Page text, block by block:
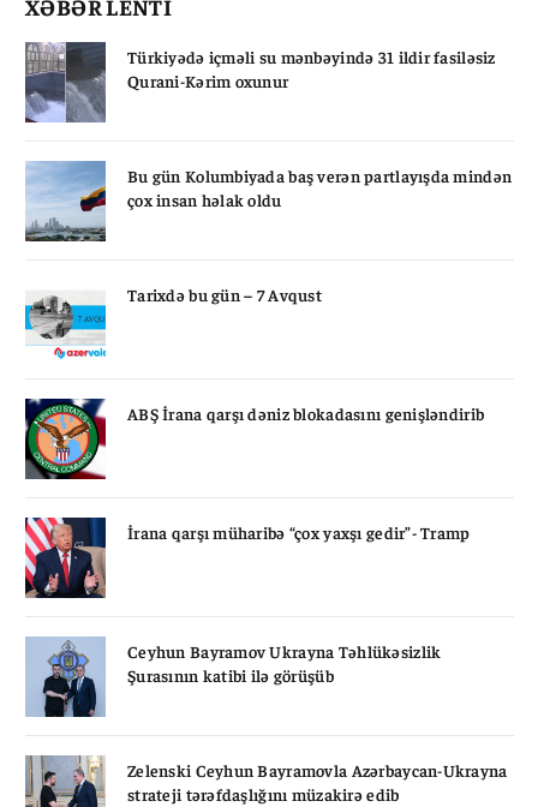
XƏBƏR LENTİ
Türkiyədə içməli su mənbəyində 31 ildir fasiləsiz
Qurani-Kərim oxunur
Bu gün Kolumbiyada baş verən partlayışda mindən
çox insan həlak oldu
Tarixdə bu gün – 7 Avqust
ABŞ İrana qarşı dəniz blokadasını genişləndirib
İrana qarşı müharibə “çox yaxşı gedir”- Tramp
Ceyhun Bayramov Ukrayna Təhlükəsizlik
Şurasının katibi ilə görüşüb
Zelenski Ceyhun Bayramovla Azərbaycan-Ukrayna
strateji tərəfdaşlığını müzakirə edib